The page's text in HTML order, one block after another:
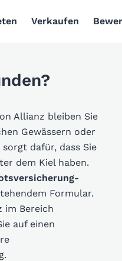
Verkaufen
Allianz bleiben Sie
Gewässern oder
dafür, dass Sie
dem Kiel haben.
Formular.
im Bereich
auf einen